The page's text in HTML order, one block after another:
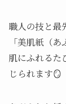
職人の技と最
「美肌紙（
肌にふれるた
じられます🪞